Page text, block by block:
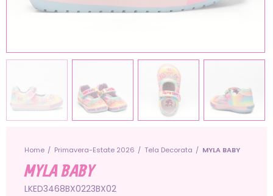
Home Primavera-Estate 2026 Tela Decorata MYLA BABY
MYLA BABY
LKED3468BX0223BX02